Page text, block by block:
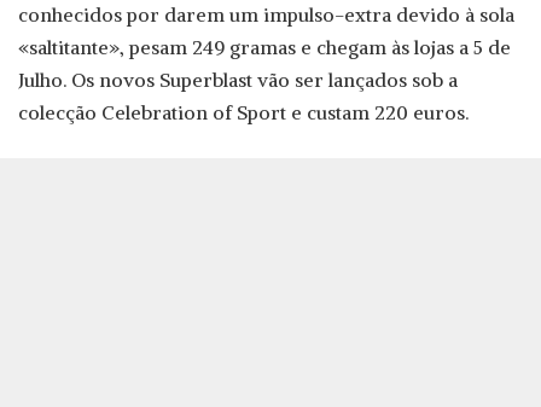
conhecidos por darem um impulso-extra devido à sola
«saltitante», pesam 249 gramas e chegam às lojas a 5 de
Julho. Os novos Superblast vão ser lançados sob a
colecção Celebration of Sport e custam 220 euros.